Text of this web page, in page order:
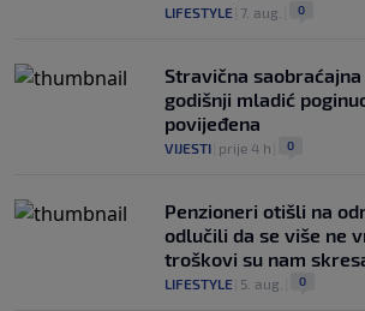
LIFESTYLE 7. aug. 0
Stravična
godišnji mladić
povijeđena
VIJESTI prije 4 h 0
Penzioneri otišli na
odlučili da se više ne
troškovi su nam
LIFESTYLE 5. aug. 0